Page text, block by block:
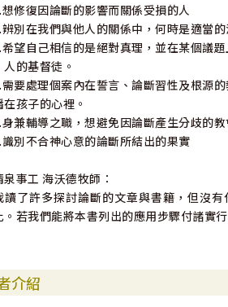
修復因論斷的影響而關係受損的人
別在我們與他人的關係中，何時是適當
望自己相信的是絕對真理，並在某個議
的基督徒。
要處理個案內在誓言、論斷習性及根源
在孩子的心裡。
兼輔導之職，想避免因論斷產生分歧的
別不合神心意的論斷所結出的果實
泉事工 海沃德牧師：
讀了許多探討論斷的文章與書籍，但沒
。若我們能將本書列出的應用步驟付諸實
介紹